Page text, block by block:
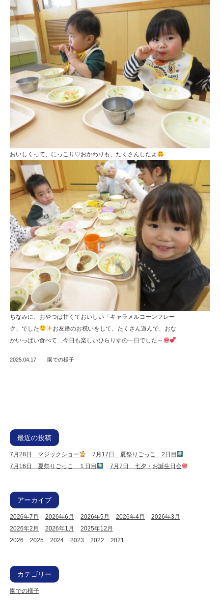
おいしくって、にっこり♡おかわりも、たくさんしたよ
ちなみに、おやつは甘くておいしい「キャラメルコーンフレー
ク」でした
お友達のお祝いをして、たくさん遊んで、おな
かいっぱい食べて…今日も楽しいひらりすの一日でした～
2025.04.17 園での様子
最近の投稿
7月28日 マジックショー
7月17日 夏祭りごっこ 2日目
7月16日 夏祭りごっこ １日目
7月7日 七夕・お誕生日会
アーカイブ
2026年7月 2026年6月 2026年5月 2026年4月
2026年3月
2026年2月
2026年1月
2025年12月
2026
2025 2024 2023 2022 2021
カテゴリー
園での様子